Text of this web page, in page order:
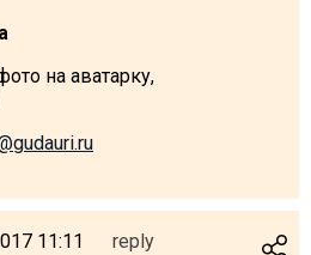
на аватарку,
11:11 reply